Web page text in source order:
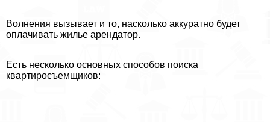
Волнения вызывает и то, насколько аккуратно будет
оплачивать жилье арендатор.
Есть несколько основных способов поиска
квартиросъемщиков: